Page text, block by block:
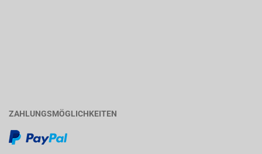
ZAHLUNGSMÖGLICHKEITEN